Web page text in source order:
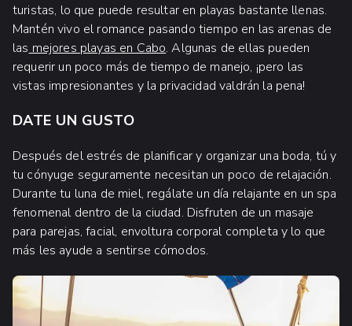
turistas, lo que puede resultar en playas bastante llenas.
Mantén vivo el romance pasando tiempo en las arenas de
las mejores playas en Cabo. Algunas de ellas pueden
requerir un poco más de tiempo de manejo, ¡pero las
vistas impresionantes y la privacidad valdrán la pena!
DATE UN GUSTO
Después del estrés de planificar y organizar una boda, tú y
tu cónyuge seguramente necesitan un poco de relajación.
Durante tu luna de miel, regálate un día relajante en un spa
fenomenal dentro de la ciudad. Disfruten de un masaje
para parejas, facial, envoltura corporal completa y lo que
más les ayude a sentirse cómodos.